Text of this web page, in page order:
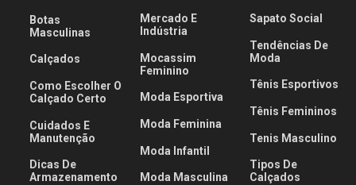
Botas
Masculinas
Calçados
Como Escolher O
Calçado Certo
Cuidados E
Manutenção
Dicas De
Armazenamento
Mercado E
Indústria
Mocassim
Feminino
Moda Esportiva
Moda Feminina
Moda Infantil
Moda Masculina
Sapato Social
Tendências De
Moda
Tênis Esportivos
Tênis Femininos
Tenis Masculino
Tipos De
Calçados